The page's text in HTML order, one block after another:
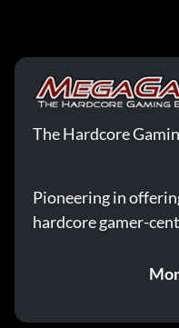
The Hardcore
Pioneering in
hardcore gamer-